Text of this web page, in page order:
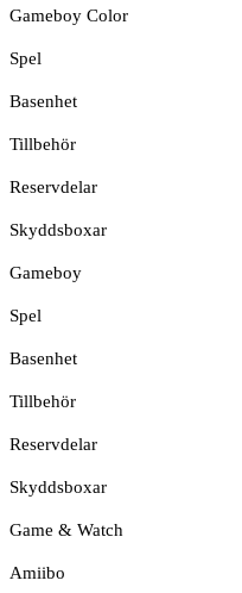
Gameboy Color
Spel
Basenhet
Tillbehör
Reservdelar
Skyddsboxar
Gameboy
Spel
Basenhet
Tillbehör
Reservdelar
Skyddsboxar
Game & Watch
Amiibo